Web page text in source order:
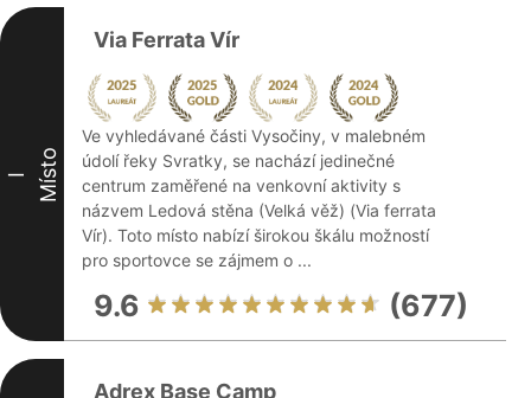
I Místo
Via Ferrata Vír
Ve vyhledávané části Vysočiny, v malebném
údolí řeky Svratky, se nachází jedinečné
centrum zaměřené na venkovní aktivity s
názvem Ledová stěna (Velká věž) (Via ferrata
Vír). Toto místo nabízí širokou škálu možností
pro sportovce se zájmem o ...
9.6 (677)
Adrex Base Camp